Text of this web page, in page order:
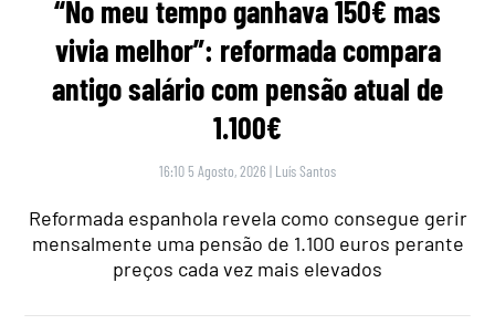
“No meu tempo ganhava 150€ mas
vivia melhor”: reformada compara
antigo salário com pensão atual de
1.100€
16:10 5 Agosto, 2026 | Luís Santos
Reformada espanhola revela como consegue gerir
mensalmente uma pensão de 1.100 euros perante
preços cada vez mais elevados